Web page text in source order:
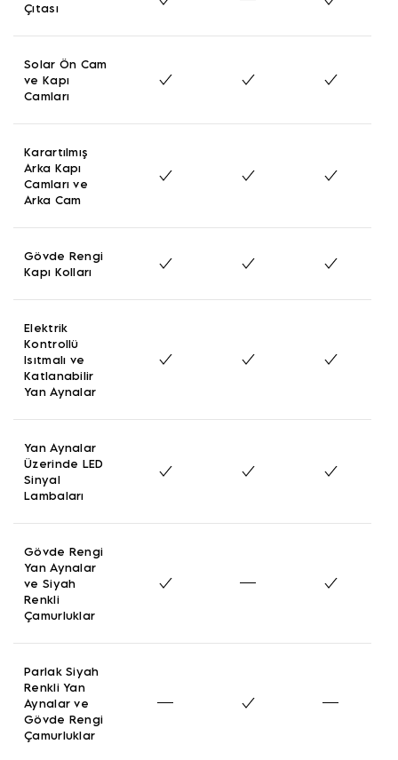
Çıtası
Solar Ön Cam
ve Kapı
Camları
Karartılmış
Arka Kapı
Camları ve
Arka Cam
Gövde Rengi
Kapı Kolları
Elektrik
Kontrollü
Isıtmalı ve
Katlanabilir
Yan Aynalar
Yan Aynalar
Üzerinde LED
Sinyal
Lambaları
Gövde Rengi
Yan Aynalar
ve Siyah
Renkli
Çamurluklar
Parlak Siyah
Renkli Yan
Aynalar ve
Gövde Rengi
Çamurluklar